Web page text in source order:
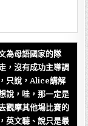
為母語國家的隊
，沒有成功主導調
只說，Alice講解
說，哇，那一定是
觀摩其他場比賽的
英文聽、說只是最